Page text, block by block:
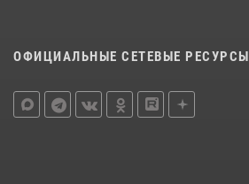
ОФИЦИАЛЬНЫЕ СЕТЕВЫЕ РЕСУРСЫ